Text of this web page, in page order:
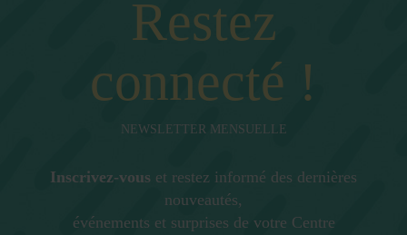
Restez
connecté !
NEWSLETTER MENSUELLE
Inscrivez-vous et restez informé des dernières
nouveautés,
événements et surprises de votre Centre